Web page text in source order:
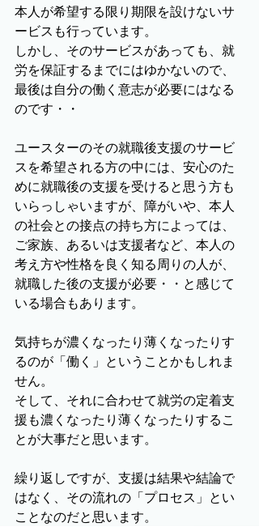
本人が希望する限り期限を設けないサ
ービスも行っています。
しかし、そのサービスがあっても、就
労を保証するまでにはゆかないので、
最後は自分の働く意志が必要にはなる
のです・・
ユースターのその就職後支援のサービ
スを希望される方の中には、安心のた
めに就職後の支援を受けると思う方も
いらっしゃいますが、障がいや、本人
の社会との接点の持ち方によっては、
ご家族、あるいは支援者など、本人の
考え方や性格を良く知る周りの人が、
就職した後の支援が必要・・と感じて
いる場合もあります。
気持ちが濃くなったり薄くなったりす
るのが「働く」ということかもしれま
せん。
そして、それに合わせて就労の定着支
援も濃くなったり薄くなったりするこ
とが大事だと思います。
繰り返しですが、支援は結果や結論で
はなく、その流れの「プロセス」とい
ことなのだと思います。